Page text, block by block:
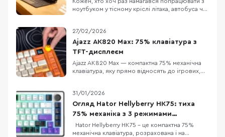
ноутбуком у тісному кріслі літака, автобуса чи
габаритний блок живлення та постійна
нестача місця. Саме тому все більше
фрилансерів, студентів та людей у
відрядженнях замислюют
27/02/2026
Ajazz AK820 Max: 75% клавіатура з
TFT-дисплеєм
Ajazz AK820 Max — компактна 75% механічна
клавіатура, яку прямо відносять до ігрових,
живлення та три режими підключення
(дротовий, Bluetooth 5.0 і радіо 2.4 ГГц). У
версії з помітним оранжевим кольором
31/01/2026
Огляд Hator Hellyberry HK75: тиха
75% механіка з 3 режимами
підключення
механічна клавіатура, розрахована і на